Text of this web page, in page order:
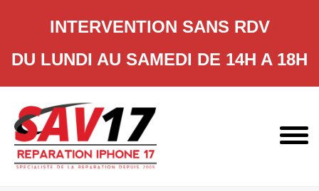
INTERVENTION SANS RDV
DU LUNDI AU SAMEDI DE 14H A 18H
content